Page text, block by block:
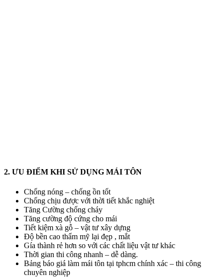
2. ƯU ĐIỂM KHI SỬ DỤNG MÁI TÔN
Chống nóng – chống ồn tốt
Chống chịu được với thời tiết khắc nghiệt
Tăng Cường chống cháy
Tăng cường độ cứng cho mái
Tiết kiệm xà gỗ – vật tư xây dựng
Độ bền cao thẩm mỹ lại đẹp , mắt
Gía thành rẻ hơn so với các chất liệu vật tư khác
Thời gian thi công nhanh – dễ dàng.
Bảng báo giá làm mái tôn tại tphcm chính xác – thi công
chuyên nghiệp